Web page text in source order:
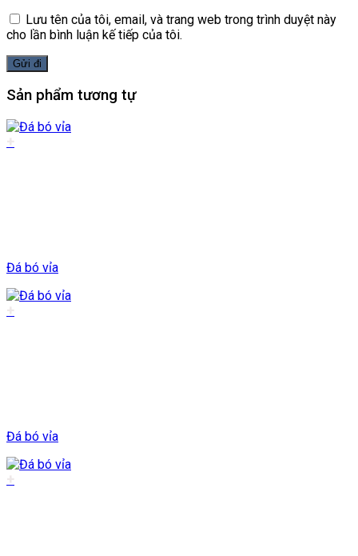
Lưu tên của tôi, email, và trang web trong trình duyệt này
cho lần bình luận kế tiếp của tôi.
Sản phẩm tương tự
Đá bó vỉa
Đá bó vỉa